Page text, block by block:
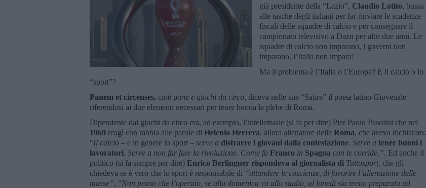
già presidente della “Lazio”, Claudio Lotito, bussa
alle tasche degli italiani per far rinviare le scadenze
fiscali delle squadre di calcio e per consegnare il
campionato televisivo a Dazn per altri due anni. Le
squadre di calcio non imparano, i governi non
imparano, l’Italia non impara!
Ma il problema è l’Italia o l’Europa? È il calcio o lo
“sport”?
Panem et circenses, cioè pane e giochi da circo, diceva nelle sue “Satire” il poeta latino Giovenale
riferendosi ai due elementi necessari per tener buona la plebe di Roma.
Dipendente dai giochi da circo era, ad esempio, l’intellettuale (si fa per dire) Pier Paolo Pasolini che nel
1969 reagì con rabbia alle parole di Helenio Herrera, allora allenatore della Roma, che aveva dichiarato:
“Il calcio – e in genere lo sport – serve a distrarre i giovani dalla contestazione. Serve a tener buoni i
lavoratori. Serve a non far fare la rivoluzione. Come fa Franco in Spagna con le corride.”. Ed anche il
politico (si fa sempre per dire) Enrico Berlinguer rispondeva al giornalista di Tuttosport, che gli
chiedeva se è vero che lo sport è responsabile di “ottundere le coscienze, di favorire l’alienazione delle
masse”, “Non penso che l’operaio, se alla domenica va allo stadio, al lunedì sia meno preparato ad